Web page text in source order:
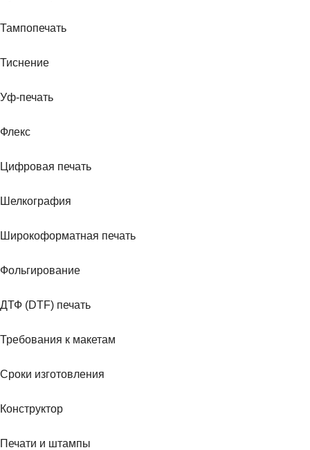
Тампопечать
Тиснение
Уф-печать
Флекс
Цифровая печать
Шелкография
Широкоформатная печать
Фольгирование
ДТФ (DTF) печать
Требования к макетам
Сроки изготовления
Конструктор
Печати и штампы